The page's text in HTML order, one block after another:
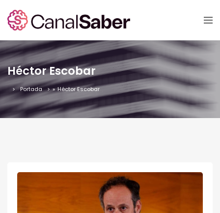
Héctor Escobar
Portada » Héctor Escobar